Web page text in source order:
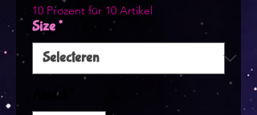
10 Prozent für 10 Artikel
Size*
Aantal